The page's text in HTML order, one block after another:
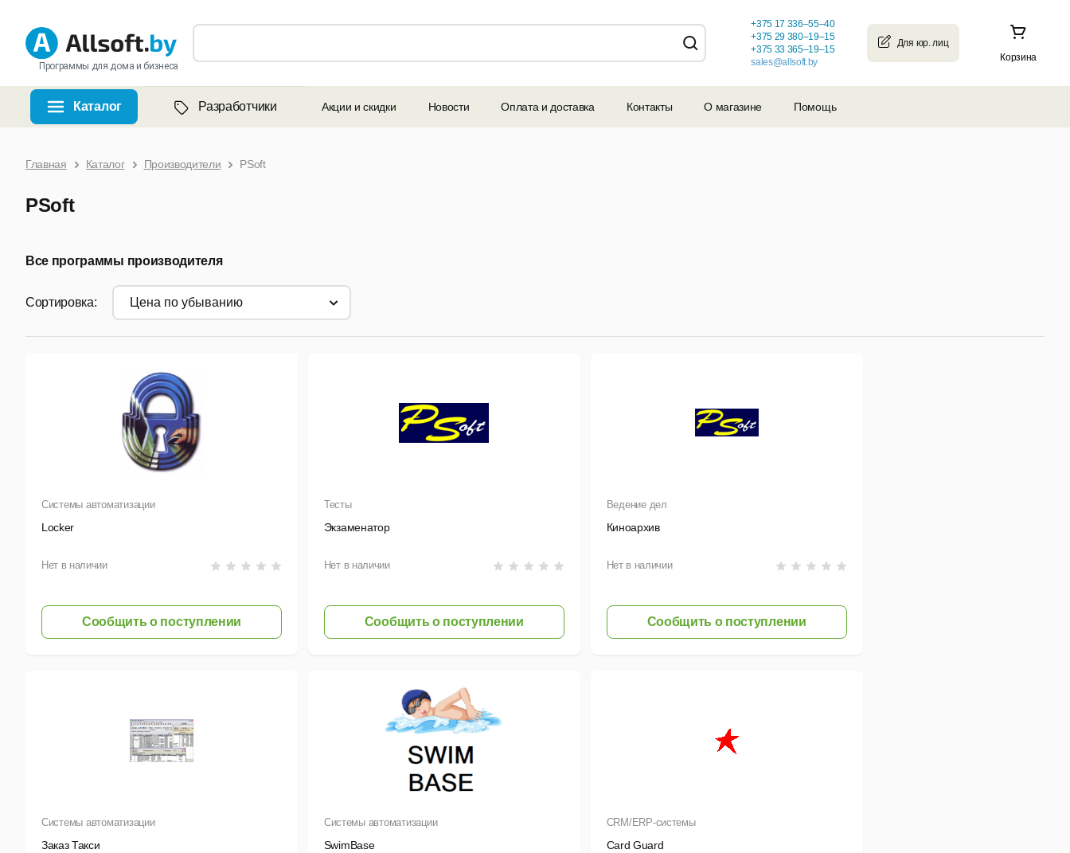
Программы для дома и бизнеса
Корзина
+375 17 336–55–40
+375 29 380–19–15
+375 33 365–19–15
sales@allsoft.by
Каталог Разработчики Акции и скидки Новости Оплата и доставка Контакты О магазине Помощь
Главная Каталог Производители PSoft
PSoft
Все программы производителя
Сортировка: цена по убыванию
Системы автоматизации
Locker
Нет в наличии
Сообщить о поступлении
Тесты
Экзаменатор
Нет в наличии
Сообщить о поступлении
Ведение дел
Киноархив
Нет в наличии
Сообщить о поступлении
Системы автоматизации
Заказ Такси
Системы автоматизации
SwimBase
CRM/ERP-системы
Card Guard